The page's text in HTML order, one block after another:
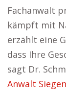
Fachanwalt
kämpft mit
erzählt eine
dass Ihre
sagt Dr.
Anwalt Siegen